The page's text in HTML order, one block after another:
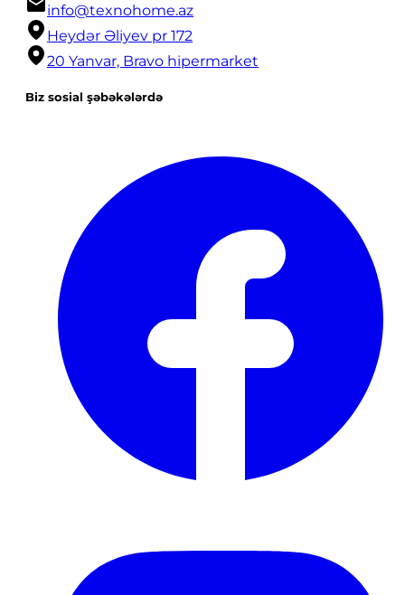
info@texnohome.az
Heydər Əliyev pr 172
20 Yanvar, Bravo hipermarket
Biz sosial şəbəkələrdə